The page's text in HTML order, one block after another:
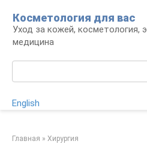
контенту
Косметология для вас
Уход за кожей, косметология,
медицина
English
Главная » Хирургия